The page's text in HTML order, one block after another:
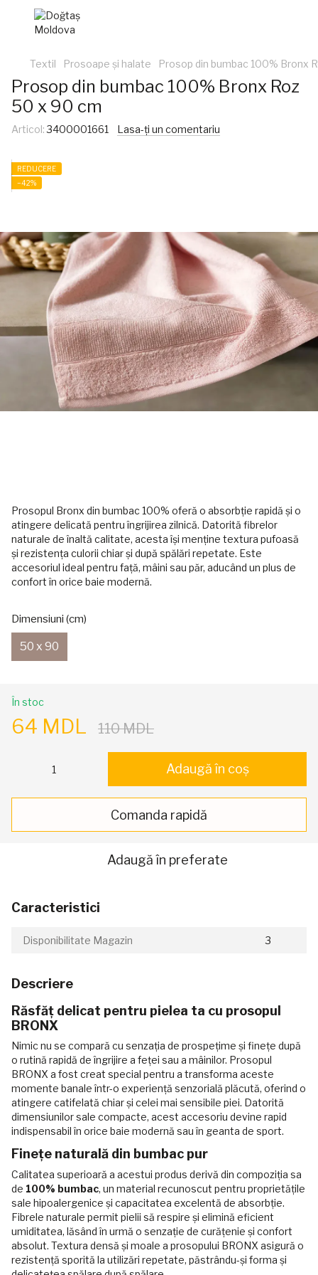
Textil Prosoape și halate Prosop din bumbac 100% Bronx
Prosop din bumbac 100% Bronx Roz
50 x 90 cm
Articol:3400001661 Lasa-ți un comentariu
REDUCERE
−42%
Prosopul Bronx din bumbac 100% oferă o absorbție rapidă și o
atingere delicată pentru îngrijirea zilnică. Datorită fibrelor
naturale de înaltă calitate, acesta își menține textura pufoasă
și rezistența culorii chiar și după spălări repetate. Este
accesoriul ideal pentru față, mâini sau păr, aducând un plus de
confort în orice baie modernă.
Dimensiuni (cm)
50 x 90
În stoc
64 MDL 110 MDL
Adaugă în coș
Comanda rapidă
Adaugă în preferate
Caracteristici
Disponibilitate Magazin 3
Descriere
Răsfăț delicat pentru pielea ta cu prosopul
BRONX
Nimic nu se compară cu senzația de prospețime și finețe după
o rutină rapidă de îngrijire a feței sau a mâinilor. Prosopul
BRONX a fost creat special pentru a transforma aceste
momente banale într-o experiență senzorială plăcută, oferind o
atingere catifelată chiar și celei mai sensibile piei. Datorită
dimensiunilor sale compacte, acest accesoriu devine rapid
indispensabil în orice baie modernă sau în geanta de sport.
Finețe naturală din bumbac pur
Calitatea superioară a acestui produs derivă din compoziția sa
de 100% bumbac, un material recunoscut pentru proprietățile
sale hipoalergenice și capacitatea excelentă de absorbție.
Fibrele naturale permit pielii să respire și elimină eficient
umiditatea, lăsând în urmă o senzație de curățenie și confort
absolut. Textura densă și moale a prosopului BRONX asigură o
rezistență sporită la utilizări repetate, păstrându-și forma și